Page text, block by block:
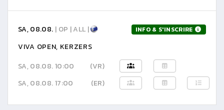
SA, 08.08. | OP | ALL | INFO & S'INSCRIRE
VIVA OPEN, KERZERS
SA, 08.08. 10:00
(VR)
SA, 08.08. 17:00
(ER)